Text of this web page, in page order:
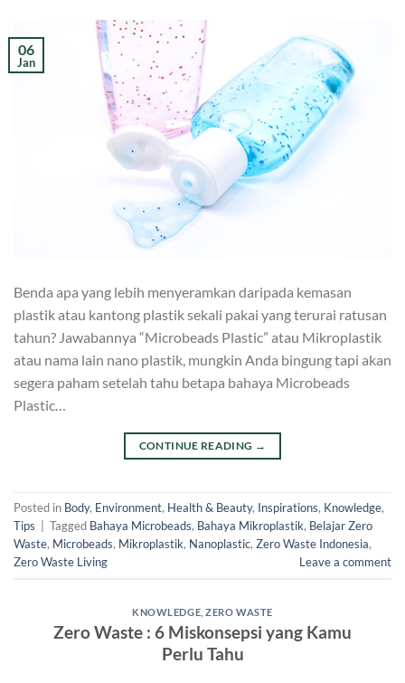
06
Jan
Benda apa yang lebih menyeramkan daripada kemasan
plastik atau kantong plastik sekali pakai yang terurai ratusan
tahun? Jawabannya “Microbeads Plastic” atau Mikroplastik
atau nama lain nano plastik, mungkin Anda bingung tapi akan
segera paham setelah tahu betapa bahaya Microbeads
Plastic…
CONTINUE READING →
Posted in Body, Environment, Health & Beauty, Inspirations, Knowledge,
Tips
Tagged Bahaya Microbeads, Bahaya Mikroplastik, Belajar Zero
Waste, Microbeads, Mikroplastik, Nanoplastic, Zero Waste Indonesia,
Zero Waste Living
Leave a comment
KNOWLEDGE ,ZERO WASTE
Zero Waste : 6 Miskonsepsi yang Kamu
Perlu Tahu